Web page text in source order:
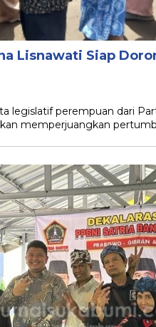
Lisnawati Siap
legislatif perempuan dari
memperjuangkan